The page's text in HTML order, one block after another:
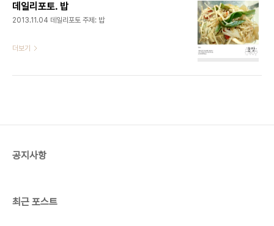
데일리포토. 밥
2013.11.04 데일리포토 주제: 밥
더보기
공지사항
최근 포스트